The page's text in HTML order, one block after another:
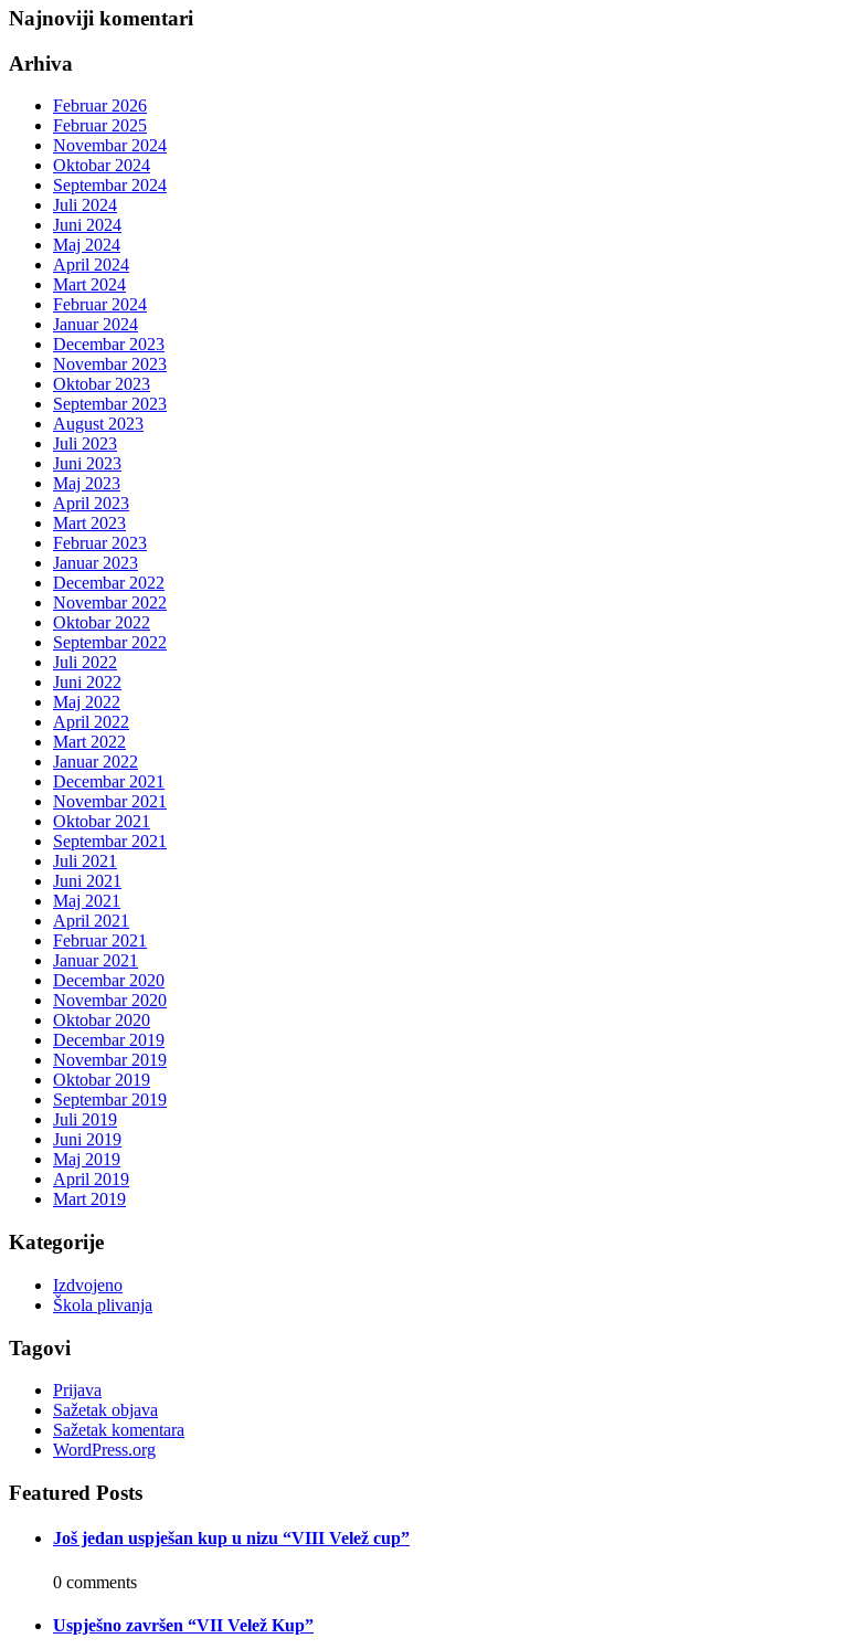
Najnoviji komentari
Arhiva
Februar 2026
Februar 2025
Novembar 2024
Oktobar 2024
Septembar 2024
Juli 2024
Juni 2024
Maj 2024
April 2024
Mart 2024
Februar 2024
Januar 2024
Decembar 2023
Novembar 2023
Oktobar 2023
Septembar 2023
August 2023
Juli 2023
Juni 2023
Maj 2023
April 2023
Mart 2023
Februar 2023
Januar 2023
Decembar 2022
Novembar 2022
Oktobar 2022
Septembar 2022
Juli 2022
Juni 2022
Maj 2022
April 2022
Mart 2022
Januar 2022
Decembar 2021
Novembar 2021
Oktobar 2021
Septembar 2021
Juli 2021
Juni 2021
Maj 2021
April 2021
Februar 2021
Januar 2021
Decembar 2020
Novembar 2020
Oktobar 2020
Decembar 2019
Novembar 2019
Oktobar 2019
Septembar 2019
Juli 2019
Juni 2019
Maj 2019
April 2019
Mart 2019
Kategorije
Izdvojeno
Škola plivanja
Tagovi
Prijava
Sažetak objava
Sažetak komentara
WordPress.org
Featured Posts
Još jedan uspješan kup u nizu “VIII Velež cup”
0 comments
Uspješno završen “VII Velež Kup”